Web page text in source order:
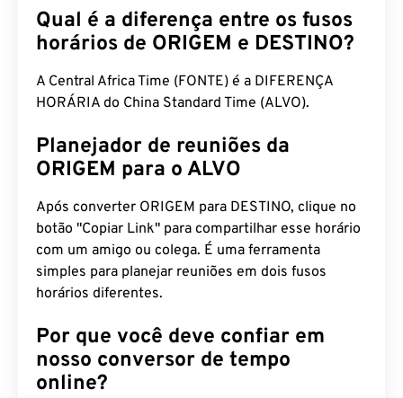
Qual é a diferença entre os fusos
horários de ORIGEM e DESTINO?
A Central Africa Time (FONTE) é a DIFERENÇA
HORÁRIA do China Standard Time (ALVO).
Planejador de reuniões da
ORIGEM para o ALVO
Após converter ORIGEM para DESTINO, clique no
botão "Copiar Link" para compartilhar esse horário
com um amigo ou colega. É uma ferramenta
simples para planejar reuniões em dois fusos
horários diferentes.
Por que você deve confiar em
nosso conversor de tempo
online?